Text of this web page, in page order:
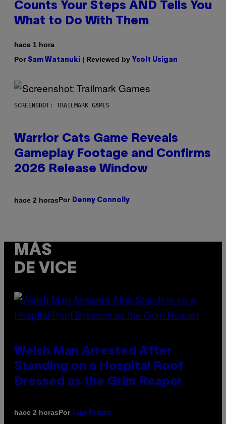
Counts Your Steps AND Tells You
What to Do With Them
hace 1 hora
Por Sam Watanuki | Reviewed by Ysolt Usigan
SCREENSHOT: TRAILMARK GAMES
Warrior Cats Game Reveals
Gameplay Footage and Confirms
2026 Release Window
hace 2 horasPor Denny Connolly
MÁS
DE VICE
Welsh Man Arrested After
Standing on a Hospital Roof
Dressed as the Grim Reaper
hace 2 horasPor Luis Prada